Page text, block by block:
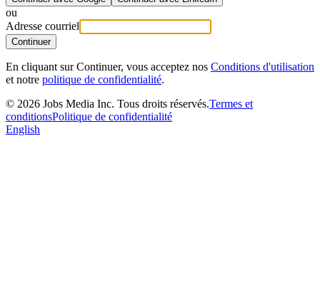
ou
Adresse courriel
Continuer
En cliquant sur Continuer, vous acceptez nos Conditions d'utilisation
et notre politique de confidentialité.
© 2026 Jobs Media Inc. Tous droits réservés.Termes et
conditionsPolitique de confidentialité
English